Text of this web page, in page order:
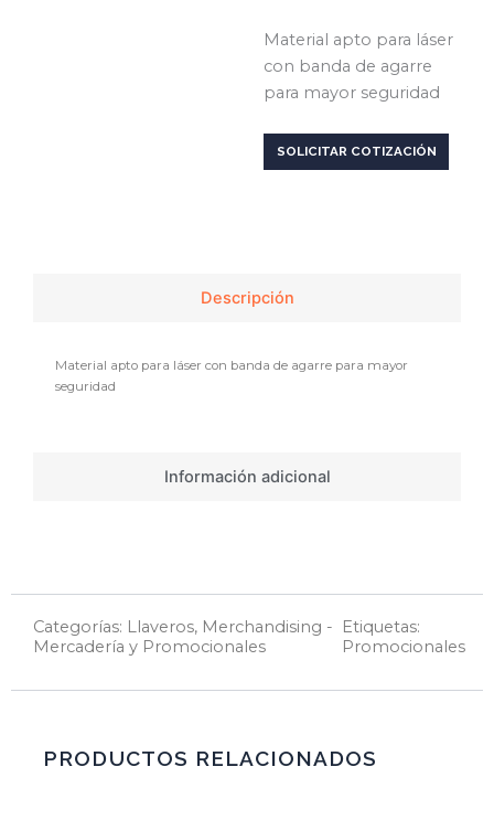
Material apto para láser
con banda de agarre
para mayor seguridad
SOLICITAR COTIZACIÓN
Descripción
Información adicional
Material apto para láser con banda de agarre para mayor
seguridad
Categorías: Llaveros, Merchandising -
Mercadería y Promocionales
Etiquetas:
Promocionales
PRODUCTOS RELACIONADOS